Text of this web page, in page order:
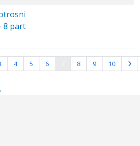
8 part
Strana 7 od 10
4 5 6 8 9 10